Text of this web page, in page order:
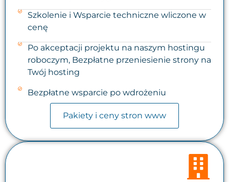
Szkolenie i Wsparcie techniczne wliczone w
cenę
Po akceptacji projektu na naszym hostingu
roboczym, Bezpłatne przeniesienie strony na
Twój hosting
Bezpłatne wsparcie po wdrożeniu
Pakiety i ceny stron www